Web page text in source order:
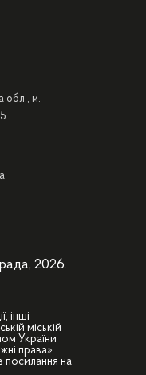
обл., м.
2026.
інші
міській
України
права».
посилання на